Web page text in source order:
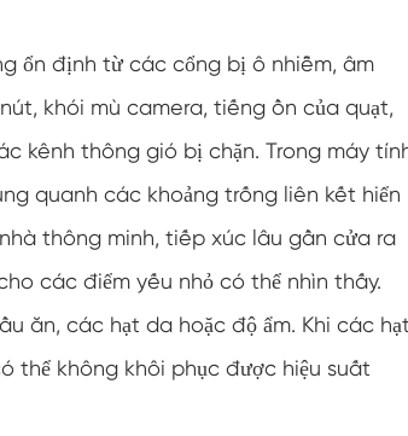
ẩm nhiệt lạnh
trường tiếp cận
suất môi trường
tra thời hạn sử dụng tăng tốc
ổn định từ các cổng bị ô nhiễm, âm
khói mù camera, tiếng ồn của quạt,
kênh thông gió bị chặn. Trong máy
quanh các khoảng trống liên kết hiển
thông minh, tiếp xúc lâu gần cửa ra
các điểm yếu nhỏ có thể nhìn thấy.
ăn, các hạt da hoặc độ ẩm. Khi các
thể không khôi phục được hiệu suất